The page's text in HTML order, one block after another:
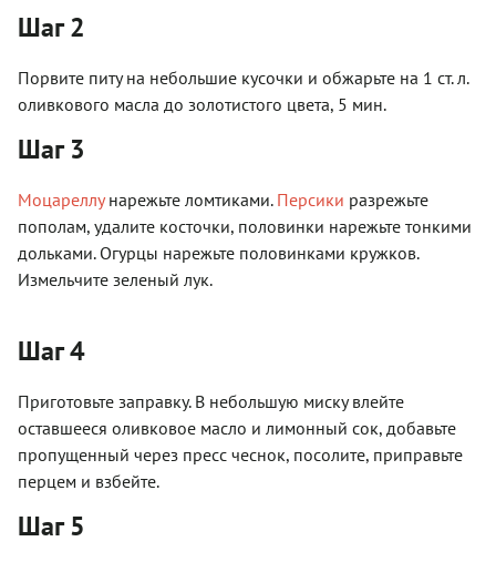
Шаг 2
Порвите питу на небольшие кусочки и обжарьте на 1 ст. л.
оливкового масла до золотистого цвета, 5 мин.
Шаг 3
Моцареллунарежьте ломтиками. Персики разрежьте
пополам, удалите косточки, половинки нарежьте тонкими
дольками. Огурцы нарежьте половинками кружков.
Измельчите зеленый лук.
Шаг 4
Приготовьте заправку. В небольшую миску влейте
оставшееся оливковое масло и лимонный сок, добавьте
пропущенный через пресс чеснок, посолите, приправьте
перцем и взбейте.
Шаг 5